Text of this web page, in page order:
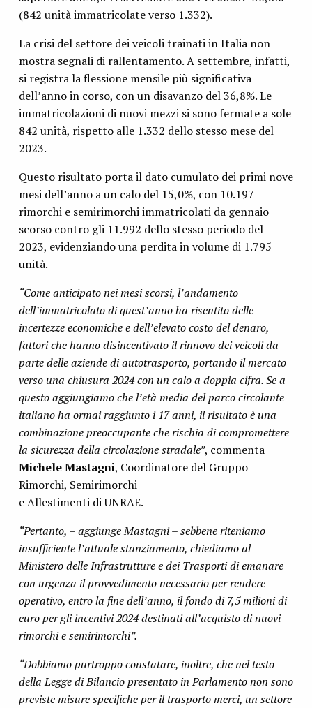
(842 unità immatricolate verso 1.332).
La crisi del settore dei veicoli trainati in Italia non
mostra segnali di rallentamento. A settembre, infatti,
si registra la flessione mensile più significativa
dell’anno in corso, con un disavanzo del 36,8%. Le
immatricolazioni di nuovi mezzi si sono fermate a sole
842 unità, rispetto alle 1.332 dello stesso mese del
2023.
Questo risultato porta il dato cumulato dei primi nove
mesi dell’anno a un calo del 15,0%, con 10.197
rimorchi e semirimorchi immatricolati da gennaio
scorso contro gli 11.992 dello stesso periodo del
2023, evidenziando una perdita in volume di 1.795
unità.
“Come anticipato nei mesi scorsi, l’andamento
dell’immatricolato di quest’anno ha risentito delle
incertezze economiche e dell’elevato costo del denaro,
fattori che hanno disincentivato il rinnovo dei veicoli da
parte delle aziende di autotrasporto, portando il mercato
verso una chiusura 2024 con un calo a doppia cifra. Se a
questo aggiungiamo che l’età media del parco circolante
italiano ha ormai raggiunto i 17 anni, il risultato è una
combinazione preoccupante che rischia di compromettere
la sicurezza della circolazione stradale”, commenta
Michele Mastagni, Coordinatore del Gruppo
Rimorchi, Semirimorchi
e Allestimenti di UNRAE.
“Pertanto, – aggiunge Mastagni – sebbene riteniamo
insufficiente l’attuale stanziamento, chiediamo al
Ministero delle Infrastrutture e dei Trasporti di emanare
con urgenza il provvedimento necessario per rendere
operativo, entro la fine dell’anno, il fondo di 7,5 milioni di
euro per gli incentivi 2024 destinati all’acquisto di nuovi
rimorchi e semirimorchi”.
“Dobbiamo purtroppo constatare, inoltre, che nel testo
della Legge di Bilancio presentato in Parlamento non sono
previste misure specifiche per il trasporto merci, un settore